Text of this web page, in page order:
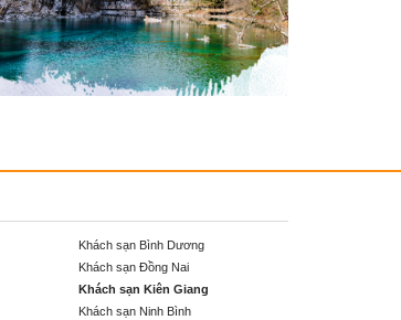
Khách sạn Bình Dương
Khách sạn Đồng Nai
Khách sạn Kiên Giang
Khách sạn Ninh Bình